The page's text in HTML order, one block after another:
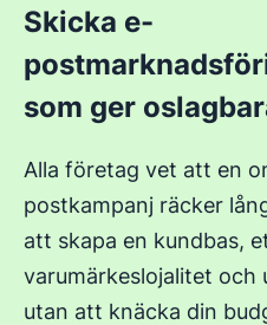
Skicka e-
som ger
Alla företag vet att en
postkampanj räcker
att skapa en kundbas,
varumärkeslojalitet och
utan att knäcka din